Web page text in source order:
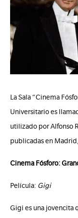
La Sala “Cinema
Universitario es
utilizado por Alfonso
publicadas en
Cinema Fósforo:
Película: Gigi
Gigi es una jovencita